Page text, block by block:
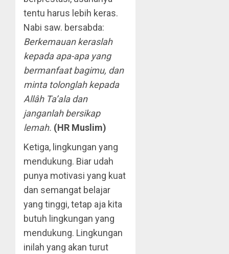
tentu harus lebih keras.
Nabi saw. bersabda:
Berkemauan keraslah
kepada apa-apa yang
bermanfaat bagimu, dan
minta tolonglah kepada
Allâh Ta’ala dan
janganlah bersikap
lemah. (HR Muslim)
Ketiga, lingkungan yang
mendukung. Biar udah
punya motivasi yang kuat
dan semangat belajar
yang tinggi, tetap aja kita
butuh lingkungan yang
mendukung. Lingkungan
inilah yang akan turut